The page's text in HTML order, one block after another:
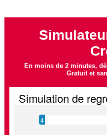
En moins de 2 minutes,
Gratuit et